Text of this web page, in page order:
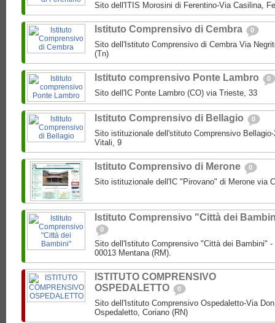
Sito dell'ITIS Morosini di Ferentino-Via Casilina,
Istituto Comprensivo di Cembra 0
Sito dell'Istituto Comprensivo di Cembra Via
(Tn)
Istituto comprensivo Ponte Lambro 0
Sito dell'IC Ponte Lambro (CO) via Trieste, 33
Istituto Comprensivo di Bellagio 0
Sito istituzionale dell'stituto Comprensivo
Vitali, 9
Istituto Comprensivo di Merone 0
Sito istituzionale dell'IC "Pirovano" di Merone via
Istituto Comprensivo "Città dei
0
Sito dell'Istituto Comprensivo "Città dei Bambini"
00013 Mentana (RM).
ISTITUTO COMPRENSIVO
OSPEDALETTO
0
Sito dell'Istituto Comprensivo Ospedaletto-Via
Ospedaletto, Coriano (RN)